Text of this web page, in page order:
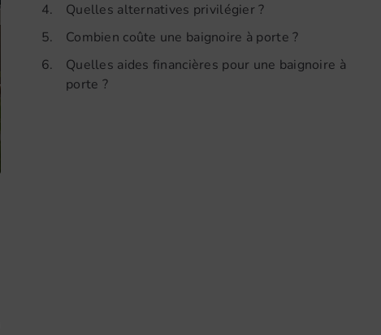
4.
Quelles alternatives privilégier ?
5.
Combien coûte une baignoire à porte ?
6.
Quelles aides financières pour une baignoire à
porte ?